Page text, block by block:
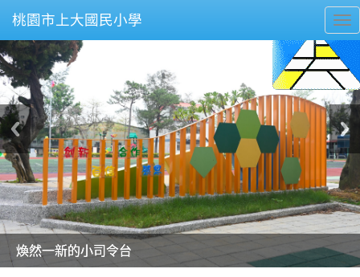
桃園市上大國民小學
美麗的操場是我們活力的來源
美麗的操場是我們活力的來源
煥然一新的小司令台
煥然一新的小司令台
富含桃園埤塘田園風光意象的中廊
富含桃園埤塘田園風光意象的中廊
嶄新的中庭廣場
嶄新的中庭廣場
水生池生生不息
水生池生生不息